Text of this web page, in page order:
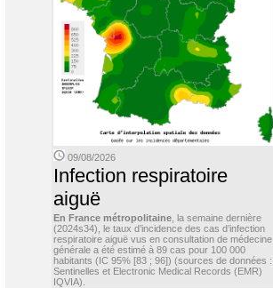
09/08/2026
Infection respiratoire
aiguë
En France métropolitaine , la semaine dernière
(2024s34), le taux d’incidence des cas d’infection
respiratoire aiguë vus en consultation de médecine
générale a été estimé à 89 cas pour 100 000
habitants (IC 95% [83 ; 96]) (sources de données :
Sentinelles et Electronic Medical Records (EMR)
IQVIA).